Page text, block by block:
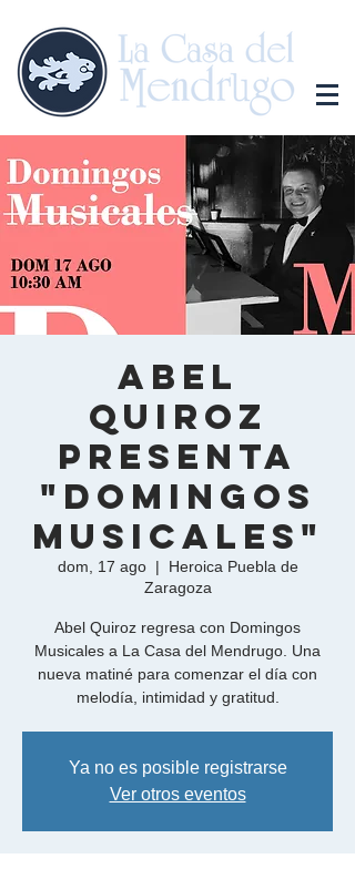
Abel
Quiroz
presenta
"Domingos
Musicales"
dom, 17 ago
  |
Heroica Puebla de
Zaragoza
Abel Quiroz regresa con Domingos
Musicales a La Casa del Mendrugo. Una
nueva matiné para comenzar el día con
melodía, intimidad y gratitud.
Ya no es posible registrarse
Ver otros eventos